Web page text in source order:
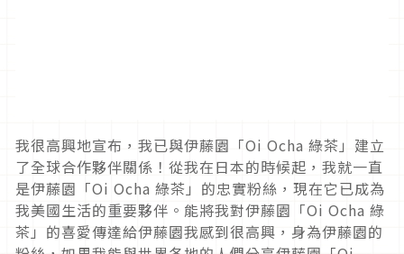
我很高興地宣布，我已與伊藤園「Oi Ocha 綠茶」建立
了全球合作夥伴關係！從我在日本的時候起，我就一直
是伊藤園「Oi Ocha 綠茶」的忠實粉絲，現在它已成為
我美國生活的重要夥伴。能將我對伊藤園「Oi Ocha 綠
茶」的喜愛傳達給伊藤園我感到很高興，身為伊藤園的